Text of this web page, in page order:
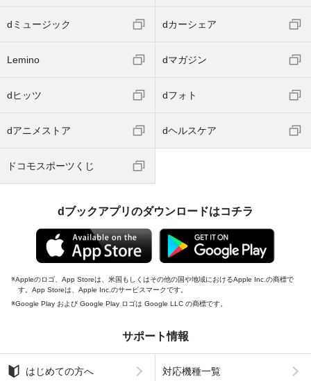
dミュージック dカーシェア
Lemino dマガジン
dヒッツ dフォト
dアニメストア dヘルスケア
ドコモスポーツくじ
dブックアプリのダウンロードはコチラ
Appleのロゴ、App Storeは、米国もしくはその他の国や地域におけるApple Inc.の商標で
す。App Storeは、Apple Inc.のサービスマークです。
Google Play および Google Play ロゴは Google LLC の商標です。
サポート情報
はじめての方へ 対応機種一覧